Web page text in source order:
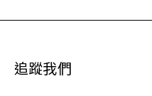
追蹤我們